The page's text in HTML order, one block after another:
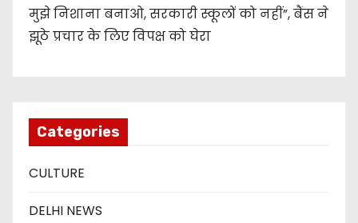
मुझे निशाना बनाओ, सरकारी स्कूलों को नहीं”, बैंस ने
झूठे प्रचार के लिए विपक्ष को घेरा
Categories
CULTURE
DELHI NEWS